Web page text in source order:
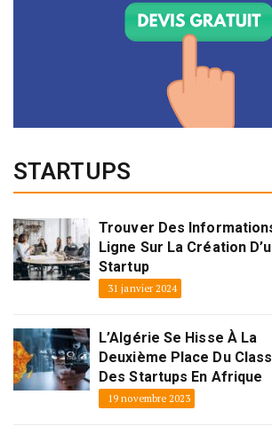
STARTUPS
Trouver Des
Ligne Sur La Création
Startup
31 janvier 2024
L’Algérie Se Hisse À La
Deuxième Place Du
Des Startups En Afrique
19 novembre 2023